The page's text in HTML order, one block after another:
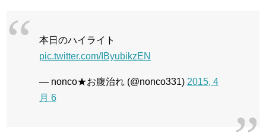
本日のハイライト
pic.twitter.com/IByubikzEN
— nonco★お腹治れ (@nonco331) 2015, 4
月 6